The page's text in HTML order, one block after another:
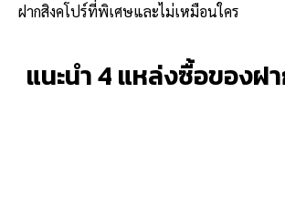
ฝากสิงคโปร์ที่พิเศษและไม่เหมือนใคร
แนะนำ 4 แหล่งซื้อของฝ